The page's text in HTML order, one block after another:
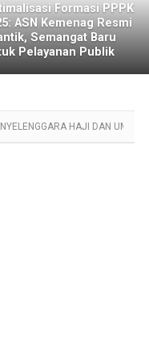
Formasi PPPK
ASN Kemenag Resmi
Semangat Baru
Pelayanan Publik
HAJI DAN UMROH